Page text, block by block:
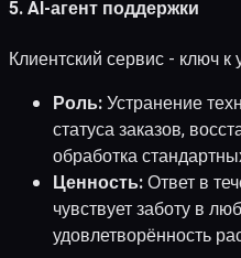
5. AI-агент поддержки
Клиентский сервис - ключ
Роль:Устранение
статуса заказов,
обработка
Ценность:Ответ в
чувствует заботу в
удовлетворённость